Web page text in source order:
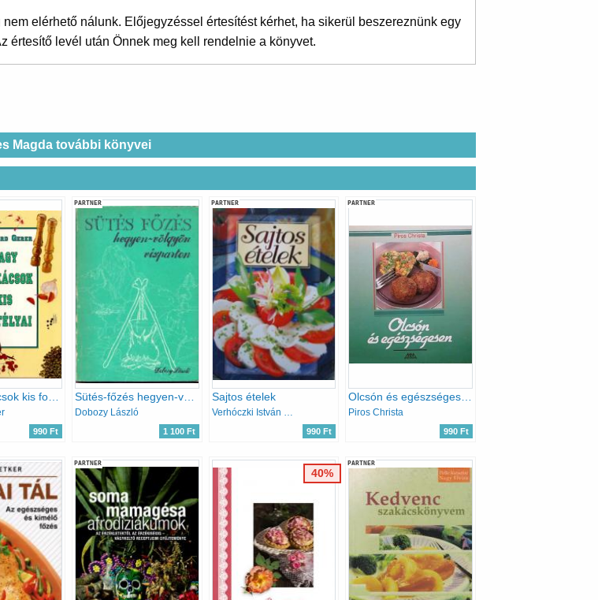
elérhető nálunk. Előjegyzéssel értesítést kérhet, ha sikerül beszereznünk egy
értesítő levél után Önnek meg kell rendelnie a könyvet.
Magda további könyvei
Nagy szakácsok kis fortélyai
990 Ft
PARTNER
Sütés-főzés hegyen-völgyön vízparton
Dobozy László
1 100 Ft
PARTNER
Sajtos ételek
Verhóczki István (szerk.)
990 Ft
PARTNER
Olcsón és egészségesen
Piros Christa
990 Ft
PARTNER
40%
PARTNER